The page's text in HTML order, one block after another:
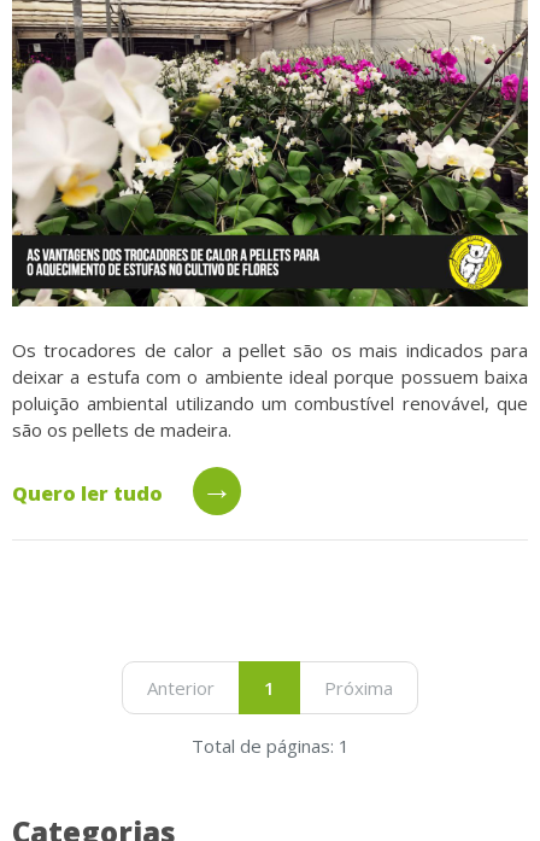
Os trocadores de calor a pellet são os mais indicados para
deixar a estufa com o ambiente ideal porque possuem baixa
poluição ambiental utilizando um combustível renovável, que
são os pellets de madeira.
Quero ler tudo →
Anterior 1 Próxima
Total de páginas: 1
Categorias
Blog
Denúncias
Relatório Transparência
Trabalhe Conosco